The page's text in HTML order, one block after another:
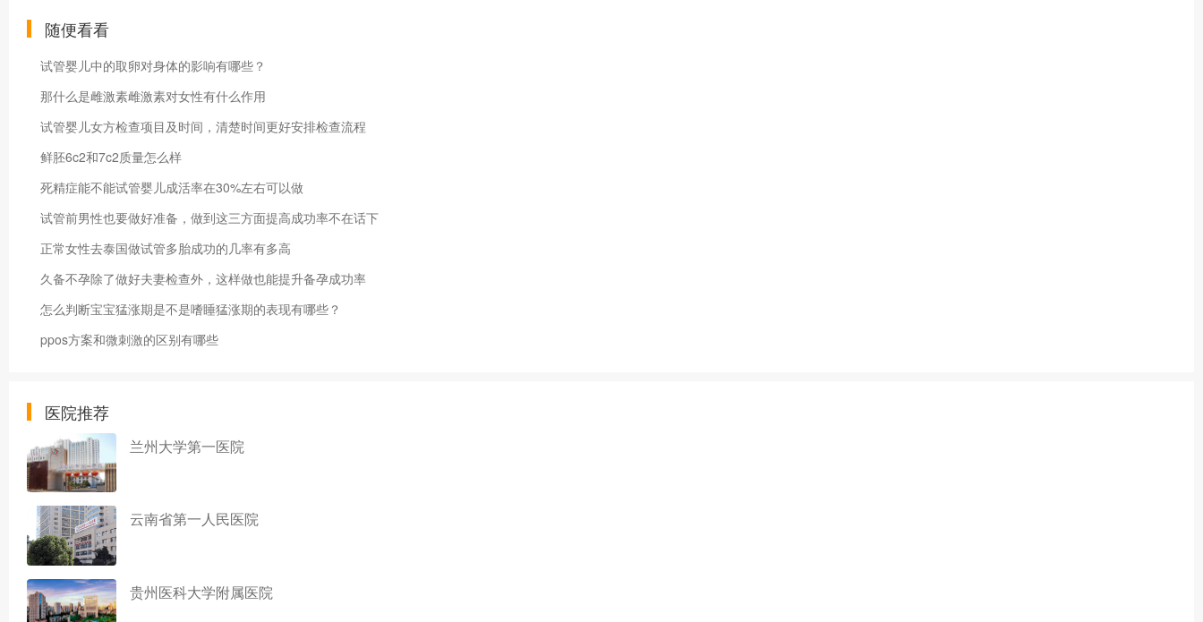
随便看看
试管婴儿中的取卵对身体的影响有哪些？
那什么是雌激素雌激素对女性有什么作用
试管婴儿女方检查项目及时间，清楚时间更好安排检查流程
鲜胚6c2和7c2质量怎么样
死精症能不能试管婴儿成活率在30%左右可以做
试管前男性也要做好准备，做到这三方面提高成功率不在话下
正常女性去泰国做试管多胎成功的几率有多高
久备不孕除了做好夫妻检查外，这样做也能提升备孕成功率
怎么判断宝宝猛涨期是不是嗜睡​猛涨期的表现有哪些？
ppos方案和微刺激的区别有哪些
医院推荐
兰州大学第一医院
云南省第一人民医院
贵州医科大学附属医院